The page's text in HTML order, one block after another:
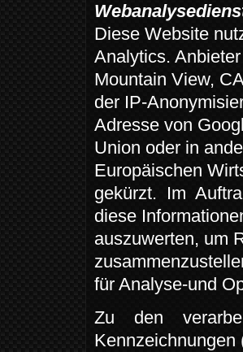
Diese Website
Analytics.
Mountain View,
der IP-
Adresse von
Union oder in
Europäischen
gekürzt. Im
diese
auszuwerten, um
für Analyse-und
Zu
den
Kennzeichnungen